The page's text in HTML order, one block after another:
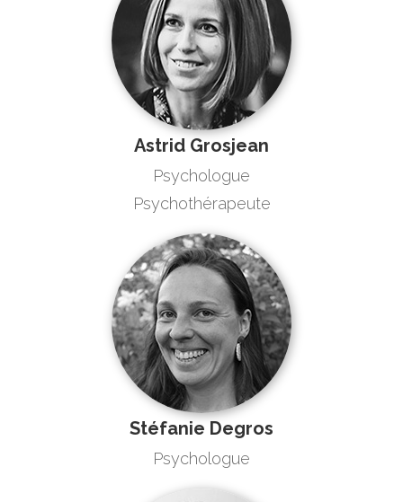
Astrid Grosjean
Psychologue
Psychothérapeute
Stéfanie Degros
Psychologue